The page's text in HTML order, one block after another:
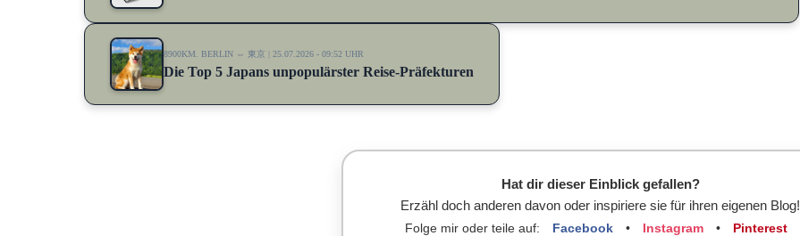
8900KM. BERLIN ⇔ 東京 | 25.07.2026 - 09:52 UHR
Die Top 5 Japans unpopulärster Reise-Präfekturen
Hat dir dieser Einblick gefallen?
Erzähl doch anderen davon oder inspiriere sie für ihren eigenen Blog!
Folge mir oder teile auf: Facebook • Instagram • Pinterest